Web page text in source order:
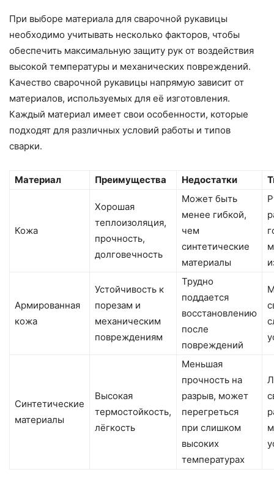
При выборе материала для сварочной рукавицы
необходимо учитывать несколько факторов, чтобы
обеспечить максимальную защиту рук от воздействия
высокой температуры и механических повреждений.
Качество сварочной рукавицы напрямую зависит от
материалов, используемых для её изготовления.
Каждый материал имеет свои особенности, которые
подходят для различных условий работы и типов
сварки.
Материал Преимущества Недостатки
Кожа
Хорошая
теплоизоляция,
прочность,
долговечность
Может быть
менее гибкой,
чем
синтетические
материалы
Армированная
кожа
Устойчивость к
порезам и
механическим
повреждениям
Трудно
поддается
восстановлению
после
повреждений
Синтетические
материалы
Высокая
термостойкость,
лёгкость
Меньшая
прочность на
разрыв, может
перегреться
при слишком
высоких
температурах